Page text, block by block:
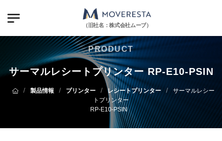
（旧社名：株式会社ムーブ）
PRODUCT
サーマルレシートプリンター RP-E10-PSIN
/ 製品情報 / プリンター / レシートプリンター /
サーマルレシー
トプリンター
RP-E10-PSIN